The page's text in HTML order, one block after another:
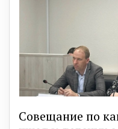
Совещание по